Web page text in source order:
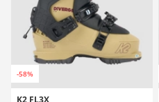
-58%
K2 FL3X